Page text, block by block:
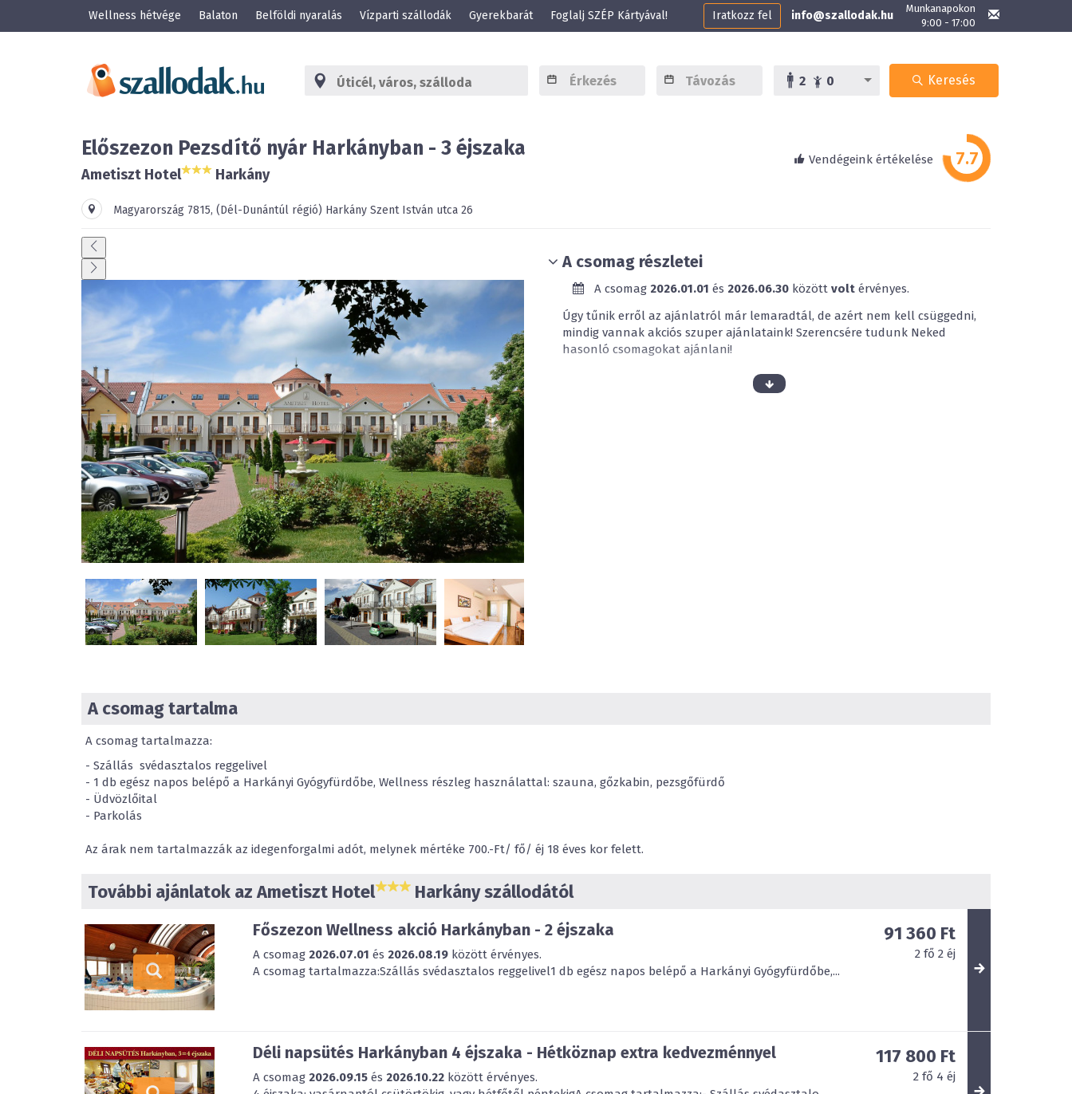
Wellness hétvége Balaton Belföldi nyaralás Vízparti szállodák Gyerekbarát Foglalj SZÉP Kártyával! Iratkozz fel info@szallodak.hu
Munkanapokon
9:00 - 17:00
2 0 Keresés
Előszezon Pezsdítő nyár Harkányban - 3 éjszaka
Ametiszt Hotel Harkány
Vendégeink értékelése
Magyarország 7815, (Dél-Dunántúl régió) Harkány Szent István utca 26
A csomag részletei
A csomag 2026.01.01 és 2026.06.30 között volt érvényes.
Úgy tűnik erről az ajánlatról már lemaradtál, de azért nem kell csüggedni,
mindig vannak akciós szuper ajánlataink! Szerencsére tudunk Neked
hasonló csomagokat ajánlani!
A csomag tartalma
A csomag tartalmazza:
- Szállás svédasztalos reggelivel
- 1 db egész napos belépő a Harkányi Gyógyfürdőbe, Wellness részleg használattal: szauna, gőzkabin, pezsgőfürdő
- Üdvözlőital
- Parkolás
Az árak nem tartalmazzák az idegenforgalmi adót, melynek mértéke 700.-Ft/ fő/ éj 18 éves kor felett.
További ajánlatok az Ametiszt Hotel Harkány szállodától
Főszezon Wellness akció Harkányban - 2 éjszaka
A csomag 2026.07.01 és 2026.08.19 között érvényes.
A csomag tartalmazza:Szállás svédasztalos reggelivel1 db egész napos belépő a Harkányi Gyógyfürdőbe,...
91 360 Ft
2 fő 2 éj
Déli napsütés Harkányban 4 éjszaka - Hétköznap extra kedvezménnyel
A csomag 2026.09.15 és 2026.10.22 között érvényes.
117 800 Ft
2 fő 4 éj